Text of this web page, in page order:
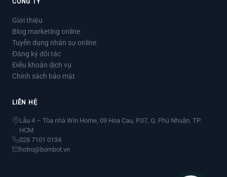
Giới thiệu
Blog marketing online
Tuyển dụng nhân sự online
Đăng ký đối tác
Điều khoản dịch vụ
Chính sách bảo mật
LIÊN HỆ
Lầu 4 – Tòa nhà Win Home, 09 Hoa Cau, P.07, Q. Phú Nhuận, TP.
HCM
028 7101 0134
hotro@bombot.vn